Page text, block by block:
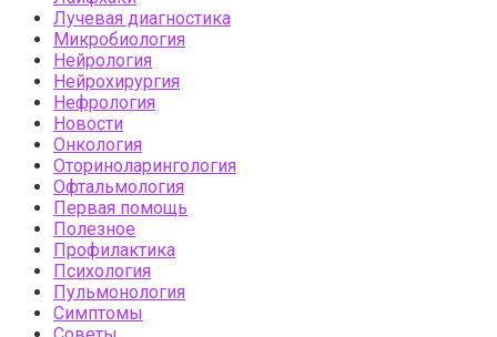
Лучевая диагностика
Микробиология
Нейрология
Нейрохирургия
Нефрология
Новости
Онкология
Оториноларингология
Офтальмология
Первая помощь
Полезное
Профилактика
Психология
Пульмонология
Симптомы